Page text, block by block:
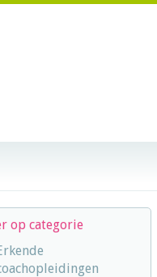
op categorie